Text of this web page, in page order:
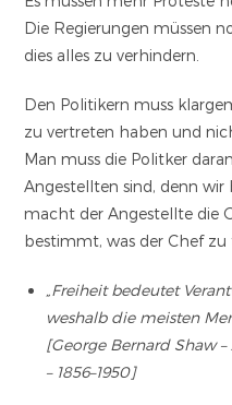
Die Regierungen müssen
dies alles zu verhindern.
Den Politikern muss
zu vertreten haben und
Man muss die Politker
Angestellten sind, denn wir
macht der Angestellte die
bestimmt, was der Chef zu
„Freiheit bedeutet
weshalb die meisten
[George Bernard Shaw
– 1856–1950]